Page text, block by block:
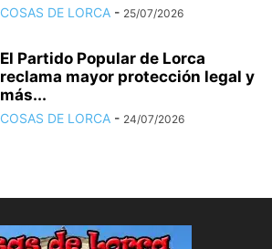
COSAS DE LORCA - 25/07/2026
El Partido Popular de Lorca
reclama mayor protección legal y
más...
COSAS DE LORCA - 24/07/2026